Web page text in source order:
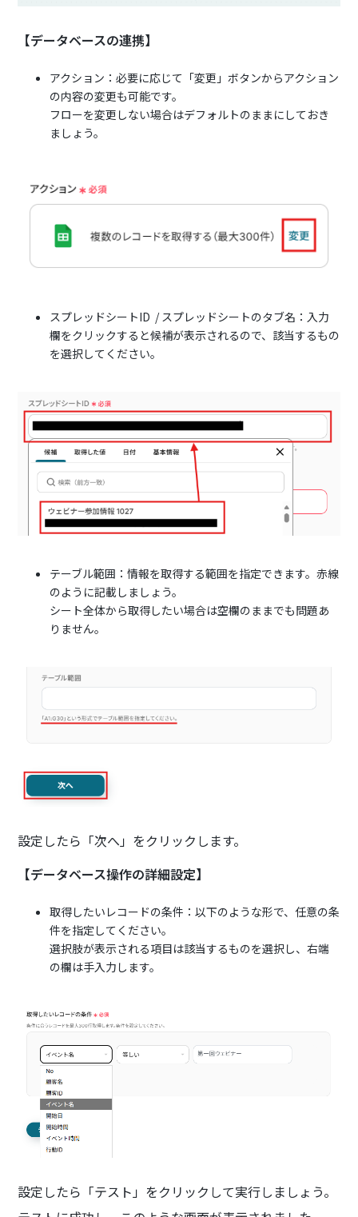
【データベースの連携】
アクション：必要に応じて「変更」ボタンからアクション
の内容の変更も可能です。
フローを変更しない場合はデフォルトのままにしておき
ましょう。
スプレッドシートID / スプレッドシートのタブ名：入力
欄をクリックすると候補が表示されるので、該当するもの
を選択してください。
テーブル範囲：情報を取得する範囲を指定できます。赤線
のように記載しましょう。
シート全体から取得したい場合は空欄のままでも問題あ
りません。
設定したら「次へ」をクリックします。
【データベース操作の詳細設定】
取得したいレコードの条件：以下のような形で、任意の条
件を指定してください。
選択肢が表示される項目は該当するものを選択し、右端
の欄は手入力します。
設定したら「テスト」をクリックして実行しましょう。